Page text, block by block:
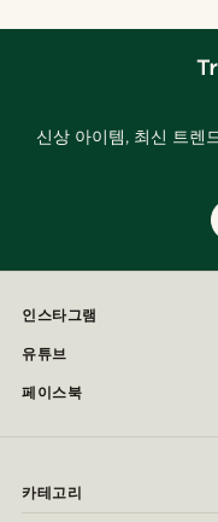
신상 아이템, 최신 트렌
인스타그램
유튜브
페이스북
카테고리